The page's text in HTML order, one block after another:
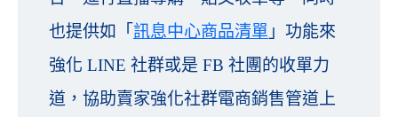
也提供如「 訊息中心商品清單 」功能來
強化 LINE 社群或是 FB 社團的收單力
道，協助賣家強化社群電商銷售管道上